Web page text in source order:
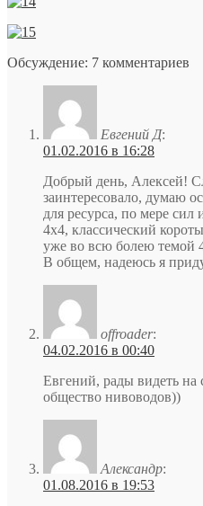
Обсуждение: 7 комментариев
Евгений Д:
01.02.2016 в 16:28
Добрый день, Алексей!
заинтересовало, думаю
для ресурса, по мере
4х4, классический
уже во всю болею темой
В общем, надеюсь я
offroader:
04.02.2016 в 00:40
Евгений, рады видеть на
общество нивоводов))
Александр:
01.08.2016 в 19:53